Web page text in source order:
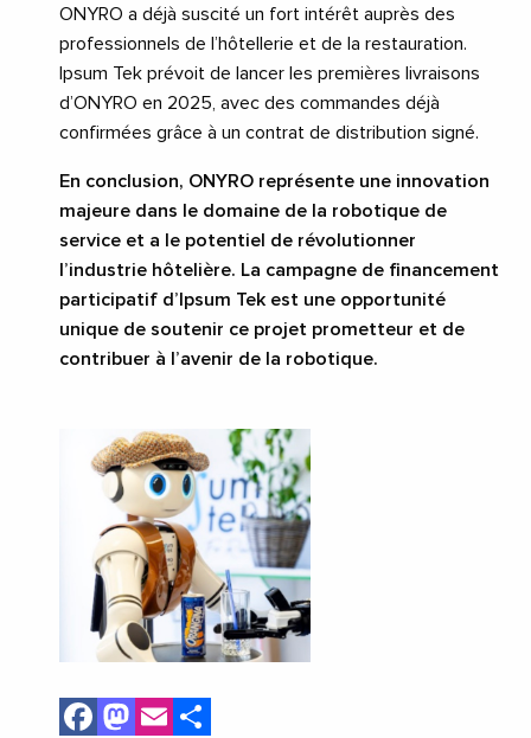
ONYRO a déjà suscité un fort intérêt auprès des
professionnels de l’hôtellerie et de la restauration.
Ipsum Tek prévoit de lancer les premières livraisons
d’ONYRO en 2025, avec des commandes déjà
confirmées grâce à un contrat de distribution signé.
En conclusion, ONYRO représente une innovation
majeure dans le domaine de la robotique de
service et a le potentiel de révolutionner
l’industrie hôtelière. La campagne de financement
participatif d’Ipsum Tek est une opportunité
unique de soutenir ce projet prometteur et de
contribuer à l’avenir de la robotique.
Facebook
Mastodon
Email